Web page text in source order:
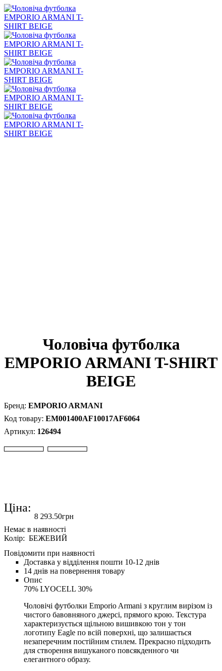
Чоловіча футболка
EMPORIO ARMANI T-SHIRT
BEIGE
EMPORIO ARMANI
EM001400AF10017AF6064
126494
Ціна:
8 293.50грн
Колір: БЕЖЕВИЙ
Повідомити при наявності
Доставка у відділення пошти 10-12 днів
14 днів на повернення товару
Опис
70% LYOCELL 30%
Чоловічі футболки Emporio Armani з круглим вирізом із
чистого бавовняного джерсі, прямого крою. Текстура
характеризується щільною вишивкою тон у тон
логотипу Eagle по всій поверхні, що залишається
незаперечним постійним стилем. Прекрасно підходить
для створення вишуканого повсякденного чи
елегантного образу.